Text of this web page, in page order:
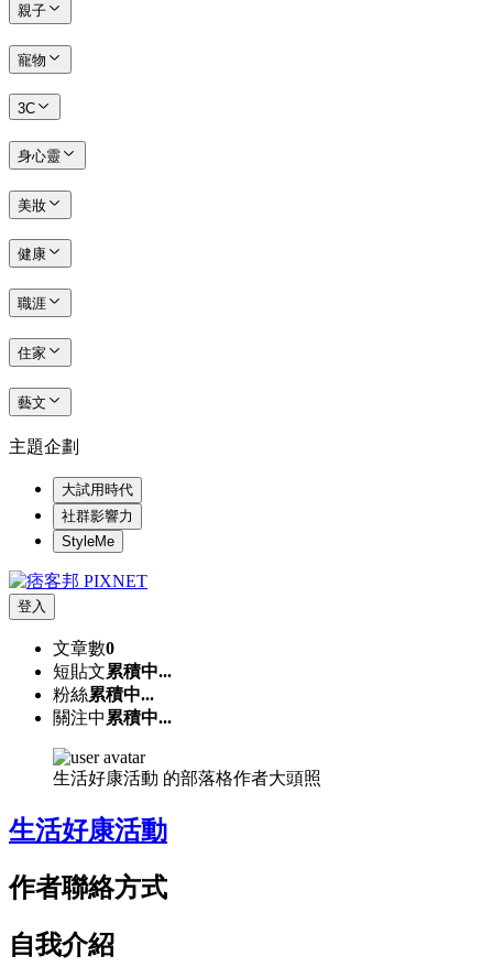
親子
寵物
3C
身心靈
美妝
健康
職涯
住家
藝文
主題企劃
大試用時代
社群影響力
StyleMe
登入
文章數0
短貼文累積中...
粉絲累積中...
關注中 累積中...
生活好康活動 的部落格作者大頭照
生活好康活動
作者聯絡方式
自我介紹